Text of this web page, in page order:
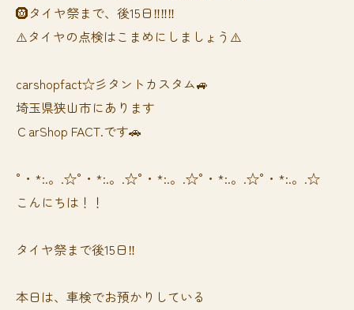
🛞タイヤ祭まで、後15日‼️‼️‼️
⚠️タイヤの点検はこまめにしましょう⚠️
carshopfact☆彡タントカスタム🚙
埼玉県狭山市にあります
ＣarShop FACT.です🚗
°・*:.。.☆°・*:.。.☆°・*:.。.☆°・*:.。.☆°・*:.。.☆
こんにちは！！
タイヤ祭まで後15日‼️
本日は、車検でお預かりしている